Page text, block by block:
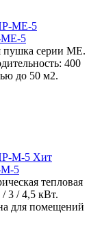
5
пушка серии МЕ.
400
до 50 м2.
Хит
5
тепловая
3 / 4,5 кВт.
для помещений